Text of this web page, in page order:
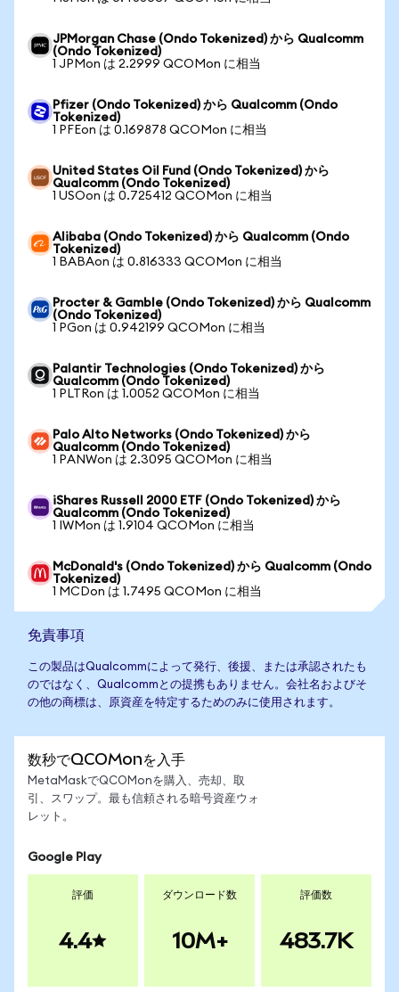
JPMorgan Chase (Ondo Tokenized) から Qualcomm
(Ondo Tokenized)
1 JPMon は 2.2999 QCOMon に相当
Pfizer (Ondo Tokenized) から Qualcomm (Ondo
Tokenized)
1 PFEon は 0.169878 QCOMon に相当
United States Oil Fund (Ondo Tokenized) から
Qualcomm (Ondo Tokenized)
1 USOon は 0.725412 QCOMon に相当
Alibaba (Ondo Tokenized) から Qualcomm (Ondo
Tokenized)
1 BABAon は 0.816333 QCOMon に相当
Procter & Gamble (Ondo Tokenized) から Qualcomm
(Ondo Tokenized)
1 PGon は 0.942199 QCOMon に相当
Palantir Technologies (Ondo Tokenized) から
Qualcomm (Ondo Tokenized)
1 PLTRon は 1.0052 QCOMon に相当
Palo Alto Networks (Ondo Tokenized) から
Qualcomm (Ondo Tokenized)
1 PANWon は 2.3095 QCOMon に相当
iShares Russell 2000 ETF (Ondo Tokenized) から
Qualcomm (Ondo Tokenized)
1 IWMon は 1.9104 QCOMon に相当
McDonald's (Ondo Tokenized) から Qualcomm (Ondo
Tokenized)
1 MCDon は 1.7495 QCOMon に相当
免責事項
この製品はQualcommによって発行、後援、または承認されたも
のではなく、Qualcommとの提携もありません。会社名およびそ
の他の商標は、原資産を特定するためのみに使用されます。
数秒でQCOMonを入手
MetaMaskでQCOMonを購入、売却、取
引、スワップ。最も信頼される暗号資産ウォ
レット。
Google Play
評価
4.4
ダウンロード数
10M+
評価数
483.7K